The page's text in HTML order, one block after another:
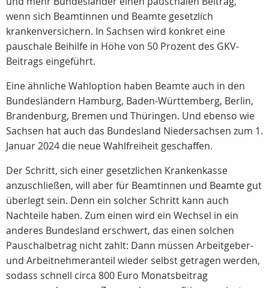
wenn sich Beamtinnen und Beamte gesetzlich
krankenversichern. In Sachsen wird konkret eine
pauschale Beihilfe in Höhe von 50 Prozent des GKV-
Beitrags eingeführt.
Eine ähnliche Wahloption haben Beamte auch in den
Bundesländern Hamburg, Baden-Württemberg, Berlin,
Brandenburg, Bremen und Thüringen. Und ebenso wie
Sachsen hat auch das Bundesland Niedersachsen zum 1.
Januar 2024 die neue Wahlfreiheit geschaffen.
Der Schritt, sich einer gesetzlichen Krankenkasse
anzuschließen, will aber für Beamtinnen und Beamte gut
überlegt sein. Denn ein solcher Schritt kann auch
Nachteile haben. Zum einen wird ein Wechsel in ein
anderes Bundesland erschwert, das einen solchen
Pauschalbetrag nicht zahlt: Dann müssen Arbeitgeber-
und Arbeitnehmeranteil wieder selbst getragen werden,
sodass schnell circa 800 Euro Monatsbeitrag